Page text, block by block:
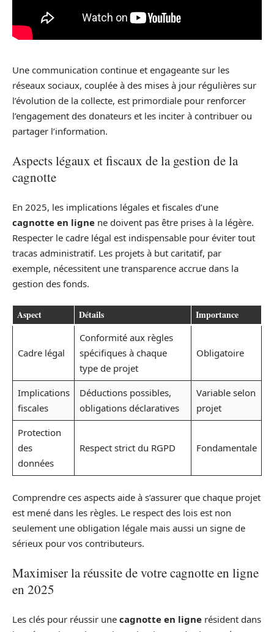
Une communication continue et engageante sur les
réseaux sociaux, couplée à des mises à jour régulières sur
l’évolution de la collecte, est primordiale pour renforcer
l’engagement des donateurs et les inciter à contribuer ou
partager l’information.
Aspects légaux et fiscaux de la gestion de la
cagnotte
En 2025, les implications légales et fiscales d’une
cagnotte en ligne ne doivent pas être prises à la légère.
Respecter le cadre légal est indispensable pour éviter tout
tracas administratif. Les projets à but caritatif, par
exemple, nécessitent une transparence accrue dans la
gestion des fonds.
Aspect Détails Importance
Cadre légal
Conformité aux règles
spécifiques à chaque
type de projet
Obligatoire
Implications
fiscales
Déductions possibles,
obligations déclaratives
Variable selon
projet
Protection
des
données
Respect strict du RGPD Fondamentale
Comprendre ces aspects aide à s’assurer que chaque projet
est mené dans les règles. Le respect des lois est non
seulement une obligation légale mais aussi un signe de
sérieux pour vos contributeurs.
Maximiser la réussite de votre cagnotte en ligne
en 2025
Les clés pour réussir une cagnotte en ligne résident dans